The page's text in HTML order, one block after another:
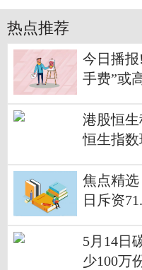
热点推荐
今日播报
手费”或
港股恒生
恒生指数
焦点精选
日斥资
5月14日
少100万